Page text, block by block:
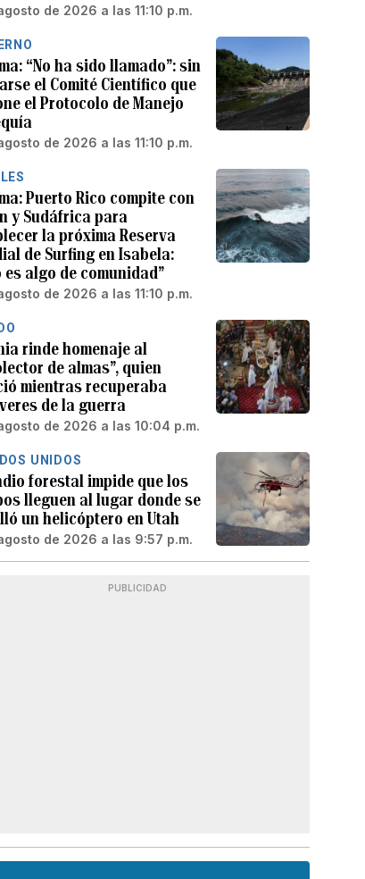
de 2026 a las 11:10 p.m.
“No ha sido llamado”: sin
el Comité Científico que
el Protocolo de Manejo
de 2026 a las 11:10 p.m.
Puerto Rico compite con
y Sudáfrica para
la próxima Reserva
de Surfing en Isabela:
es algo de comunidad”
de 2026 a las 11:10 p.m.
rinde homenaje al
de almas”, quien
mientras recuperaba
de la guerra
de 2026 a las 10:04 p.m.
UNIDOS
forestal impide que los
lleguen al lugar donde se
un helicóptero en Utah
de 2026 a las 9:57 p.m.
PUBLICIDAD